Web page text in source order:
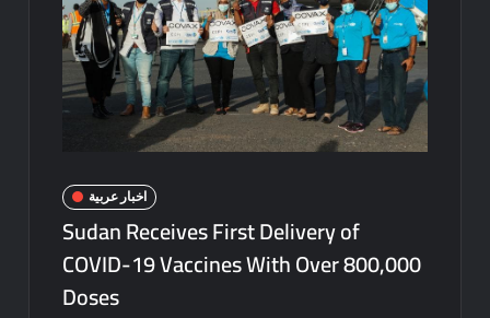
اخبار عربية
Sudan Receives First Delivery of
COVID-19 Vaccines With Over 800,000
Doses